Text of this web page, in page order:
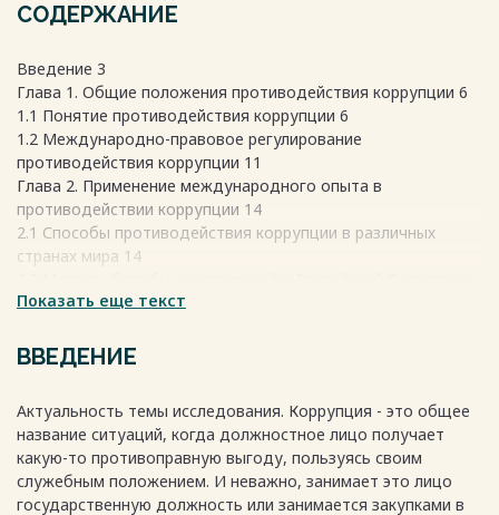
СОДЕРЖАНИЕ
Введение 3
Глава 1. Общие положения противодействия коррупции 6
1.1 Понятие противодействия коррупции 6
1.2 Международно-правовое регулирование
противодействия коррупции 11
Глава 2. Применение международного опыта в
противодействии коррупции 14
2.1 Способы противодействия коррупции в различных
странах мира 14
21
международно-правовых стандартов противодействия
коррупции в РФ 24
Библиографический список 39
Показать еще текст
ВВЕДЕНИЕ
Актуальность темы исследования. Коррупция - это общее
название ситуаций, когда должностное лицо получает
какую-то противоправную выгоду, пользуясь своим
служебным положением. И неважно, занимает это лицо
государственную должность или занимается закупками в